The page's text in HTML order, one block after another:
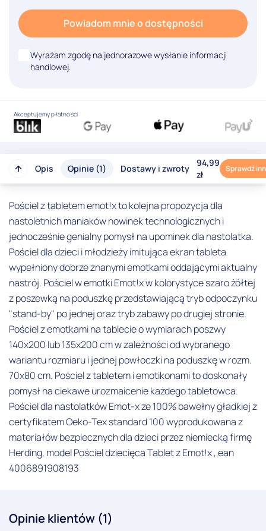
Powiadom mnie o dostępności
Wyrażam zgodę na jednorazowe wysłanie informacji
handlowej.
Akceptujemy płatności
Opis Opinie (1) Dostawy i zwroty
94,99
zł
Sprawdź
Pościel z tabletem emot!x to kolejna propozycja dla
nastoletnich maniaków nowinek technologicznych i
jednocześnie genialny pomysł na upominek dla nastolatka.
Pościel dla dzieci i młodzieży imitująca ekran tableta
wypełniony dobrze znanymi emotkami oddającymi aktualny
nastrój. Pościel w emotki Emot!x w kolorystyce szaro żółtej
z poszewką na poduszkę przedstawiającą tryb odpoczynku
"stand-by" po jednej oraz tryb zabawy po drugiej stronie.
Pościel z emotkami na tablecie o wymiarach poszwy
140x200 lub 135x200 cm w zależności od wybranego
wariantu rozmiaru i jednej powłoczki na poduszkę w rozm.
70x80 cm. Pościel z tabletem i emotikonami to doskonały
pomysł na ciekawe urozmaicenie każdego tabletowca.
Pościel dla nastolatków Emot-x ze 100% bawełny gładkiej z
certyfikatem Oeko-Tex standard 100 wyprodukowana z
materiałów bezpiecznych dla dzieci przez niemiecką firmę
Herding, model Pościel dziecięca Tablet z Emot!x , ean
4006891908193
Opinie klientów (1)